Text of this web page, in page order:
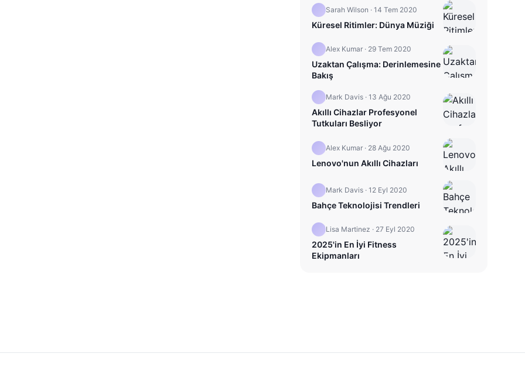
Sarah Wilson · 14 Tem 2020
Küresel Ritimler: Dünya Müziği
Alex Kumar · 29 Tem 2020
Uzaktan Çalışma: Derinlemesine
Bakış
Mark Davis · 13 Ağu 2020
Akıllı Cihazlar Profesyonel
Tutkuları Besliyor
Alex Kumar · 28 Ağu 2020
Lenovo'nun Akıllı Cihazları
Mark Davis · 12 Eyl 2020
Bahçe Teknolojisi Trendleri
Lisa Martinez · 27 Eyl 2020
2025'in En İyi Fitness
Ekipmanları